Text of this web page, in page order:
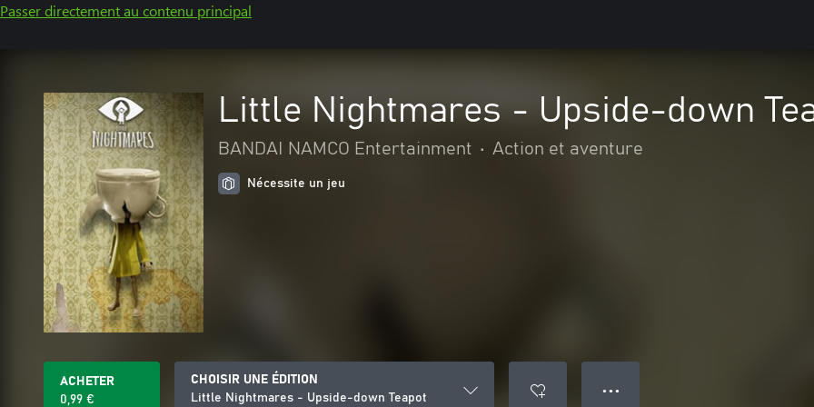
Passer directement au contenu principal
Little Nightmares - Upside-down
BANDAI NAMCO Entertainment • Action et aventure
Nécessite un jeu
ACHETER
0,99 €
CHOISIR UNE ÉDITION
Little Nightmares - Upside-down Teapot
● ● ●